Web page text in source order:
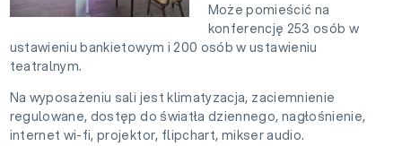
Może pomieścić na
konferencję 253 osób w
ustawieniu bankietowym i 200 osób w ustawieniu
teatralnym.
Na wyposażeniu sali jest klimatyzacja, zaciemnienie
regulowane, dostęp do światła dziennego, nagłośnienie,
internet wi-fi, projektor, flipchart, mikser audio.